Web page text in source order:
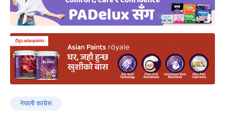
नेपाली कांग्रेस